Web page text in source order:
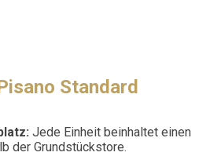
Standard
Jede Einheit beinhaltet einen
der Grundstückstore.